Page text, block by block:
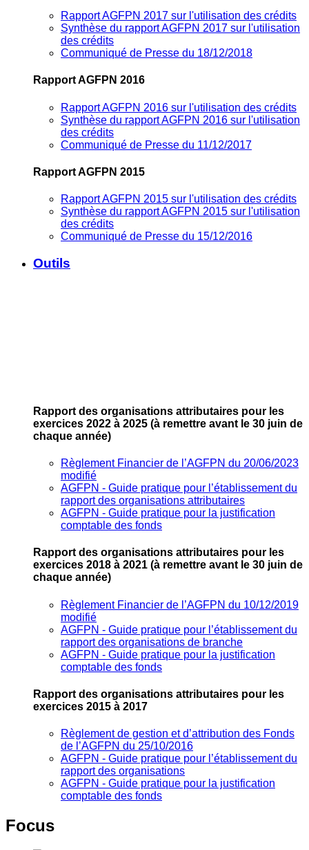
Rapport AGFPN 2017 sur l'utilisation des crédits
Synthèse du rapport AGFPN 2017 sur l'utilisation
des crédits
Communiqué de Presse du 18/12/2018
Rapport AGFPN 2016
Rapport AGFPN 2016 sur l'utilisation des crédits
Synthèse du rapport AGFPN 2016 sur l'utilisation
des crédits
Communiqué de Presse du 11/12/2017
Rapport AGFPN 2015
Rapport AGFPN 2015 sur l'utilisation des crédits
Synthèse du rapport AGFPN 2015 sur l'utilisation
des crédits
Communiqué de Presse du 15/12/2016
Outils
Rapport des organisations attributaires pour les
exercices 2022 à 2025 (à remettre avant le 30 juin de
chaque année)
Règlement Financier de l’AGFPN du 20/06/2023
modifié
AGFPN ‐ Guide pratique pour l’établissement du
rapport des organisations attributaires
AGFPN ‐ Guide pratique pour la justification
comptable des fonds
Rapport des organisations attributaires pour les
exercices 2018 à 2021 (à remettre avant le 30 juin de
chaque année)
Règlement Financier de l’AGFPN du 10/12/2019
modifié
AGFPN ‐ Guide pratique pour l’établissement du
rapport des organisations de branche
AGFPN ‐ Guide pratique pour la justification
comptable des fonds
Rapport des organisations attributaires pour les
exercices 2015 à 2017
Règlement de gestion et d’attribution des Fonds
de l’AGFPN du 25/10/2016
AGFPN ‐ Guide pratique pour l’établissement du
rapport des organisations
AGFPN ‐ Guide pratique pour la justification
comptable des fonds
Focus